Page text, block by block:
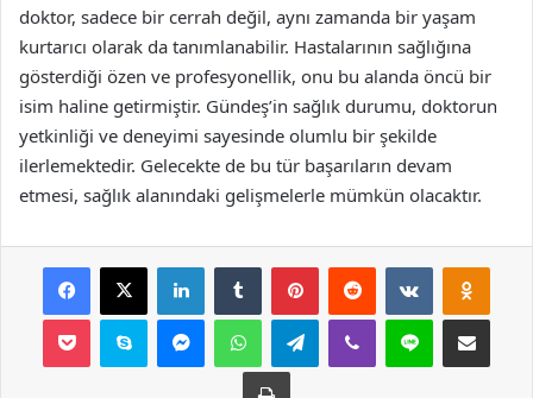
doktor, sadece bir cerrah değil, aynı zamanda bir yaşam
kurtarıcı olarak da tanımlanabilir. Hastalarının sağlığına
gösterdiği özen ve profesyonellik, onu bu alanda öncü bir
isim haline getirmiştir. Gündeş’in sağlık durumu, doktorun
yetkinliği ve deneyimi sayesinde olumlu bir şekilde
ilerlemektedir. Gelecekte de bu tür başarıların devam
etmesi, sağlık alanındaki gelişmelerle mümkün olacaktır.
Facebook
X LinkedInTumblr PinterestReddit VKontakte
Pocket Skype MessengerWhatsAppTelegramViber Line E-Posta ile
Yazdır